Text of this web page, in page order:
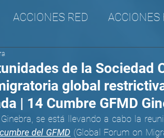
ACCIONES RED ACCIONES
de la Sociedad
global
| 14 Cumbre GFMD
se está llevando a cabo la
del GFMD (Global Forum on